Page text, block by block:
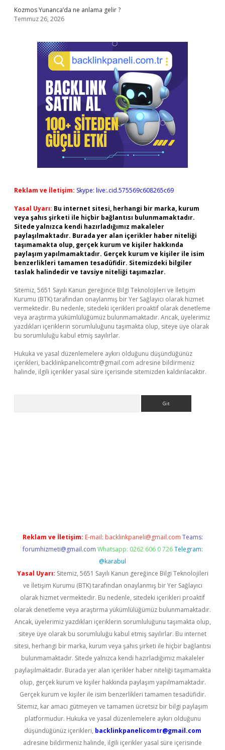
Kozmos Yunanca’da ne anlama gelir ?
Temmuz 26, 2026
Reklam ve İletişim: Skype: live:.cid.575569c608265c69
Yasal Uyarı: Bu internet sitesi, herhangi bir marka, kurum
veya şahıs şirketi ile hiçbir bağlantısı bulunmamaktadır.
Sitede yalnızca kendi hazırladığımız makaleler
paylaşılmaktadır. Burada yer alan içerikler haber niteliği
taşımamakta olup, gerçek kurum ve kişiler hakkında
paylaşım yapılmamaktadır. Gerçek kurum ve kişiler ile isim
benzerlikleri tamamen tesadüfidir. Sitemizdeki bilgiler
taslak halindedir ve tavsiye niteliği taşımazlar.
Sitemiz, 5651 Sayılı Kanun gereğince Bilgi Teknolojileri ve İletişim
Kurumu (BTK) tarafından onaylanmış bir Yer Sağlayıcı olarak hizmet
vermektedir. Bu nedenle, sitedeki içerikleri proaktif olarak denetleme
veya araştırma yükümlülüğümüz bulunmamaktadır. Ancak, üyelerimiz
yazdıkları içeriklerin sorumluluğunu taşımakta olup, siteye üye olarak
bu sorumluluğu kabul etmiş sayılırlar.
Hukuka ve yasal düzenlemelere aykırı olduğunu düşündüğünüz
içerikleri, backlinkpanelicomtr@gmail.com adresine bildirmeniz
halinde, ilgili içerikler yasal süre içerisinde sitemizden kaldırılacaktır.
Reklam ve İletişim: E-mail: backlinkpaneli@gmail.com Teams:
forumhizmeti@gmail.com Whatsapp: 0262 606 0 726 Telegram:
@karabul
Yasal Uyarı: Sitemiz, 5651 Sayılı Kanun gereğince Bilgi Teknolojileri
ve İletişim Kurumu (BTK) tarafından onaylanmış bir Yer Sağlayıcı
olarak hizmet vermektedir. Bu nedenle, sitedeki içerikleri proaktif
olarak denetleme veya araştırma yükümlülüğümüz bulunmamaktadır.
Ancak, üyelerimiz yazdıkları içeriklerin sorumluluğunu taşımakta olup,
siteye üye olarak bu sorumluluğu kabul etmiş sayılırlar. Bu internet
sitesi, herhangi bir marka, kurum veya şahıs şirketi ile hiçbir bağlantısı
bulunmamaktadır. Sitede yalnızca kendi hazırladığımız makaleler
paylaşılmaktadır. Burada yer alan içerikler haber niteliği taşımamakta
olup, gerçek kurum ve kişiler hakkında paylaşım yapılmamaktadır.
Gerçek kurum ve kişiler ile isim benzerlikleri tamamen tesadüfidir.
Sitemiz, kar amacı gütmeyen ve tamamen ücretsiz bir bilgi paylaşım
platformudur. Hukuka ve yasal düzenlemelere aykırı olduğunu
düşündüğünüz içerikleri, backlinkpanelicomtr@gmail.com
adresine bildirmeniz halinde, ilgili içerikler yasal süre içerisinde